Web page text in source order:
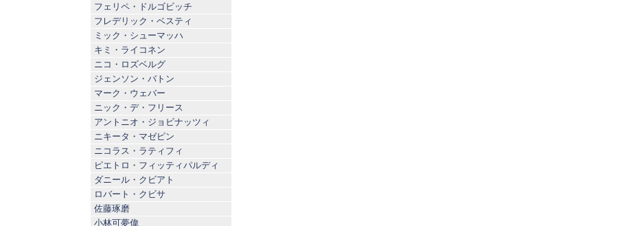
フェリペ・ドルゴビッチ
フレデリック・ベスティ
ミック・シューマッハ
キミ・ライコネン
ニコ・ロズベルグ
ジェンソン・バトン
マーク・ウェバー
ニック・デ・フリース
アントニオ・ジョビナッツィ
ニキータ・マゼピン
ニコラス・ラティフィ
ピエトロ・フィッティパルディ
ダニール・クビアト
ロバート・クビサ
佐藤琢磨
小林可夢偉